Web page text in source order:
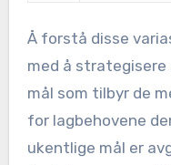
Å forstå disse
med å strategisere
mål som tilbyr de
for lagbehovene
ukentlige mål er